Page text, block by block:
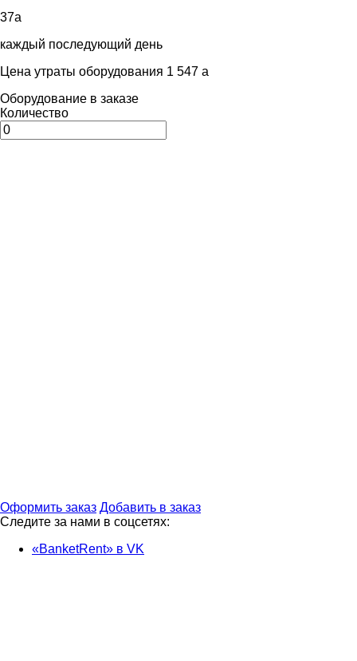
37a
каждый последующий день
Цена утраты оборудования 1 547 a
Оборудование в заказе
Количество
Оформить заказ Добавить в заказ
Следите за нами в соцсетях:
«BanketRent» в VK